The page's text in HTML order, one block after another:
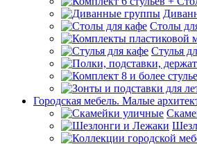
Столы
Стулья
Городская мебель. Малые